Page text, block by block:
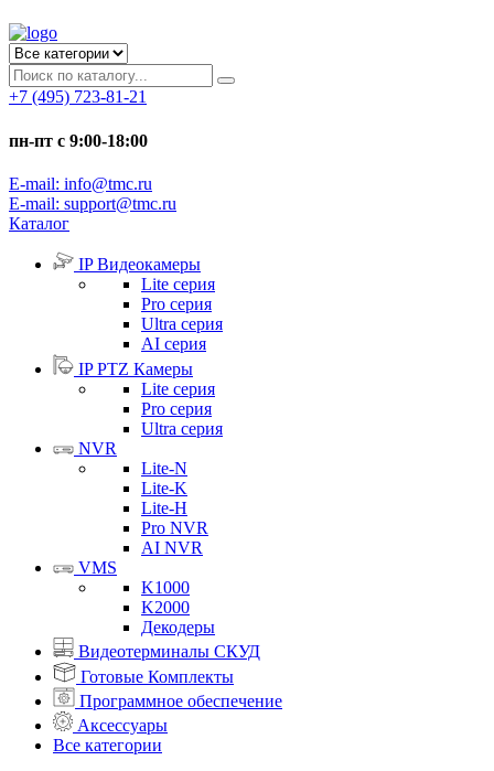
+7 (495) 723-81-21
пн-пт с 9:00-18:00
E-mail: info@tmc.ru
E-mail: support@tmc.ru
Каталог
IP Видеокамеры
Lite серия
Pro серия
Ultra серия
AI серия
IP PTZ Камеры
Lite серия
Pro серия
Ultra серия
NVR
Lite-N
Lite-K
Lite-H
Pro NVR
AI NVR
VMS
K1000
K2000
Декодеры
Видеотерминалы СКУД
Готовые Комплекты
Программное обеспечение
Аксессуары
Все категории